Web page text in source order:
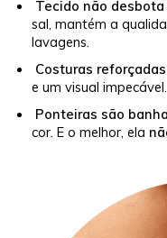
Tecido não desbota
sal, mantém a
lavagens.
Costuras reforçadas
e um visual impecável.
Ponteiras são
cor. E o melhor, ela